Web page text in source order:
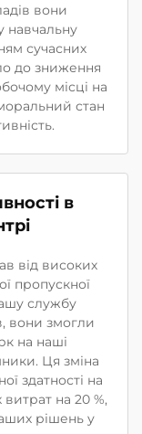
вони
навчальну
сучасних
до зниження
місці на
стан
в
від високих
пропускної
службу
вони змогли
на наші
Ця зміна
здатності на
на 20 %,
рішень у